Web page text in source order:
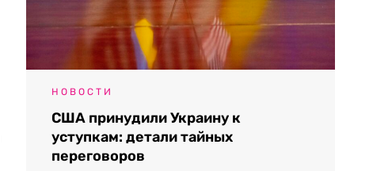
НОВОСТИ
США принудили Украину к
уступкам: детали тайных
переговоров